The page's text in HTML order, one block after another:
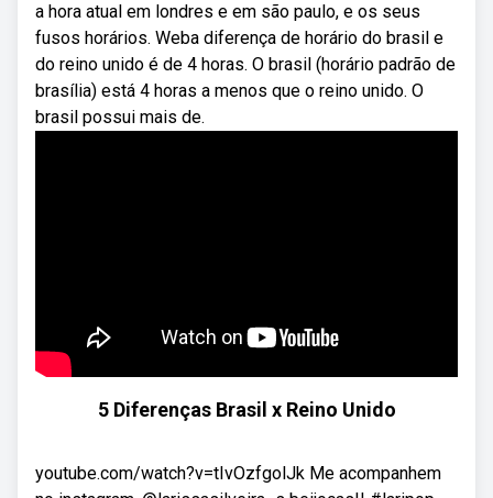
a hora atual em londres e em são paulo, e os seus
fusos horários. Weba diferença de horário do brasil e
do reino unido é de 4 horas. O brasil (horário padrão de
brasília) está 4 horas a menos que o reino unido. O
brasil possui mais de.
5 Diferenças Brasil x Reino Unido
youtube.com/watch?v=tIvOzfgolJk Me acompanhem